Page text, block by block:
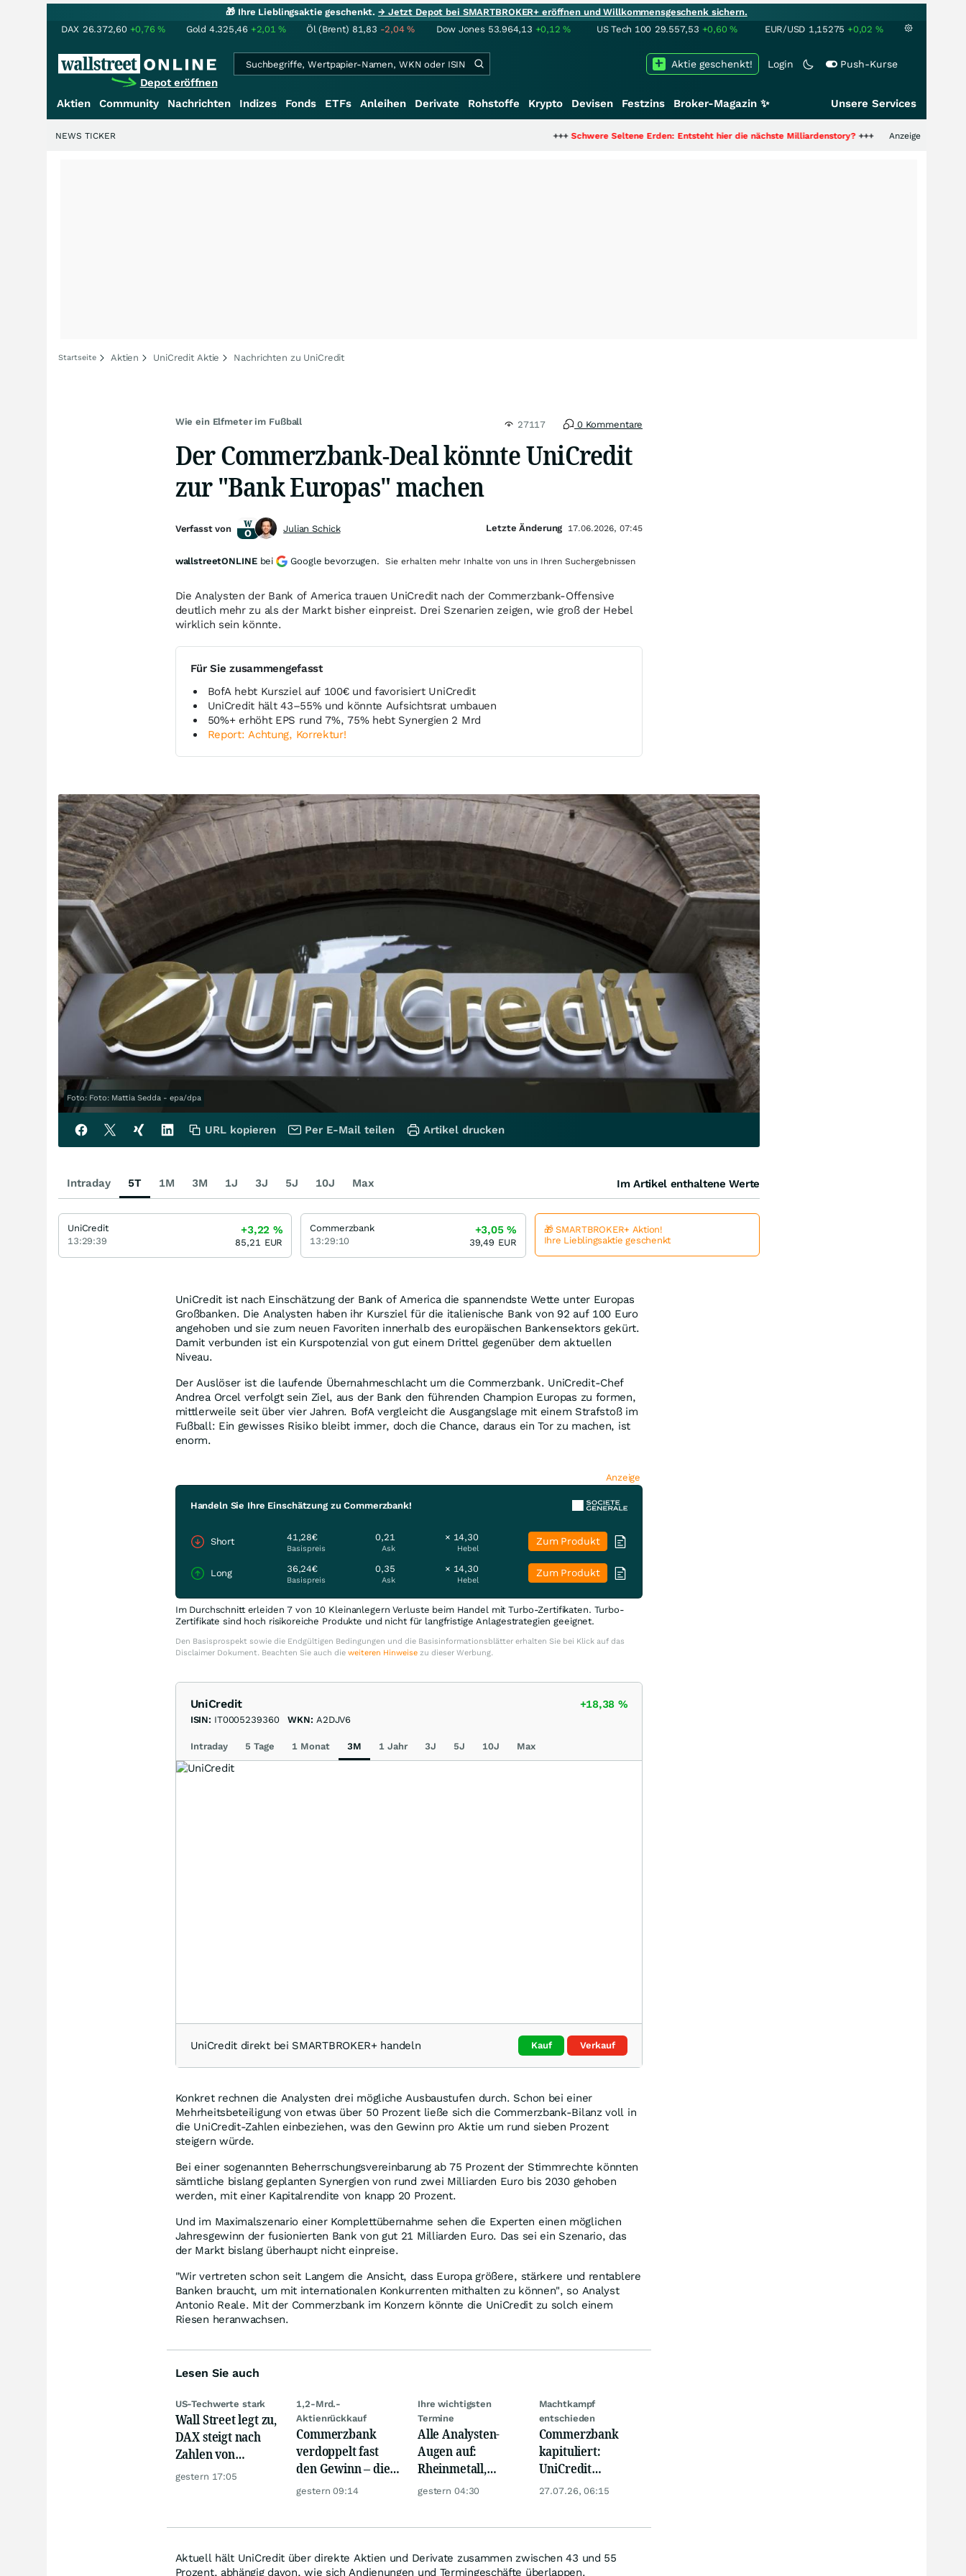
🎁 Ihre Lieblingsaktie geschenkt.→ Jetzt Depot bei SMARTBROKER+ eröffnen und Willkommensgeschenk sichern.
DAX 26.372,60 +0,76% Gold 4.325,46 +2,01% Öl (Brent) 81,83 -2,04% Dow Jones 53.964,13 +0,12% US Tech 100 29.557,53 +0,60% EUR/USD 1,15275 +0,02 %
Depot eröffnen
Login Push-Kurse
Aktie geschenkt!
Aktien Community Nachrichten Indizes Fonds ETFs Anleihen Derivate Rohstoffe Krypto Devisen Festzins Broker-Magazin ✨ Unsere Services
Schwere Seltene Erden: Entsteht hier die nächste Milliardenstory?+++ Anzeige
NEWS TICKER
Startseite Aktien UniCredit Aktie Nachrichten zu UniCredit
Wie ein Elfmeter im Fußball 27117 0 Kommentare
Der Commerzbank-Deal könnte UniCredit
zur "Bank Europas" machen
Die Analysten der Bank of America trauen UniCredit nach der Commerzbank-Offensive
deutlich mehr zu als der Markt bisher einpreist. Drei Szenarien zeigen, wie groß der Hebel
wirklich sein könnte.
Für Sie zusammengefasst
BofA hebt Kursziel auf 100€ und favorisiert UniCredit
UniCredit hält 43–55% und könnte Aufsichtsrat umbauen
50%+ erhöht EPS rund 7%, 75% hebt Synergien 2 Mrd
Report: Achtung, Korrektur!
Foto: Foto: Mattia Sedda - epa/dpa
UniCredit ist nach Einschätzung der Bank of America die spannendste Wette unter Europas
Großbanken. Die Analysten haben ihr Kursziel für die italienische Bank von 92 auf 100 Euro
angehoben und sie zum neuen Favoriten innerhalb des europäischen Bankensektors gekürt.
Damit verbunden ist ein Kurspotenzial von gut einem Drittel gegenüber dem aktuellen
Niveau.
Der Auslöser ist die laufende Übernahmeschlacht um die Commerzbank. UniCredit-Chef
Andrea Orcel verfolgt sein Ziel, aus der Bank den führenden Champion Europas zu formen,
mittlerweile seit über vier Jahren. BofA vergleicht die Ausgangslage mit einem Strafstoß im
Fußball: Ein gewisses Risiko bleibt immer, doch die Chance, daraus ein Tor zu machen, ist
enorm.
Anzeige
Handeln Sie Ihre Einschätzung zu Commerzbank!
Short 41,28€
Basispreis
0,21
Ask
× 14,30
Hebel
Zum Produkt
Long 36,24€
Basispreis
0,35
Ask
× 14,30
Hebel
Zum Produkt
Im Durchschnitt erleiden 7 von 10 Kleinanlegern Verluste beim Handel mit Turbo-Zertifikaten. Turbo-
Zertifikate sind hoch risikoreiche Produkte und nicht für langfristige Anlagestrategien geeignet.
Den Basisprospekt sowie die Endgültigen Bedingungen und die Basisinformationsblätter erhalten Sie bei Klick auf das
Disclaimer Dokument. Beachten Sie auch die weiteren Hinweisezu dieser Werbung.
UniCredit +18,38 %
ISIN: IT0005239360 WKN: A2DJV6
Intraday 5 Tage 1 Monat 3M 1 Jahr 3J 5J 10J Max
UniCredit direkt bei SMARTBROKER+ handeln Kauf Verkauf
Konkret rechnen die Analysten drei mögliche Ausbaustufen durch. Schon bei einer
Mehrheitsbeteiligung von etwas über 50 Prozent ließe sich die Commerzbank-Bilanz voll in
die UniCredit-Zahlen einbeziehen, was den Gewinn pro Aktie um rund sieben Prozent
steigern würde.
Bei einer sogenannten Beherrschungsvereinbarung ab 75 Prozent der Stimmrechte könnten
sämtliche bislang geplanten Synergien von rund zwei Milliarden Euro bis 2030 gehoben
werden, mit einer Kapitalrendite von knapp 20 Prozent.
Und im Maximalszenario einer Komplettübernahme sehen die Experten einen möglichen
Jahresgewinn der fusionierten Bank von gut 21 Milliarden Euro. Das sei ein Szenario, das
der Markt bislang überhaupt nicht einpreise.
"Wir vertreten schon seit Langem die Ansicht, dass Europa größere, stärkere und rentablere
Banken braucht, um mit internationalen Konkurrenten mithalten zu können", so Analyst
Antonio Reale. Mit der Commerzbank im Konzern könnte die UniCredit zu solch einem
Riesen heranwachsen.
Lesen Sie auch
US-Techwerte stark
Wall Street legt zu,
DAX steigt nach
Zahlen von
Telekom, Henkel
gestern 17:05
1,2-Mrd.-
Aktienrückkauf
Commerzbank
verdoppelt fast
den Gewinn – die
Aktie schwankt
gestern 09:14
Ihre wichtigsten
Termine
Alle Analysten-
Augen auf:
Rheinmetall,
Deutsche Telekom,
gestern 04:30
Machtkampf
entschieden
Commerzbank
kapituliert:
UniCredit
übernimmt wohl
27.07.26, 06:15
Aktuell hält UniCredit über direkte Aktien und Derivate zusammen zwischen 43 und 55
Prozent, abhängig davon, wie sich Andienungen und Termingeschäfte überlappen.
Verfasst von Julian Schick Letzte Änderung 17.06.2026, 07:45
wallstreetONLINE bei Google bevorzugen. Sie erhalten mehr Inhalte von uns in Ihren Suchergebnissen
URL kopieren Per E-Mail teilen Artikel drucken
Intraday 5T 1M 3M 1J 3J 5J 10J Max Im Artikel enthaltene Werte
UniCredit
13:29:39
+3,22 %
85,21 EUR
Commerzbank
13:29:10
+3,05 %
39,49 EUR
🎁 SMARTBROKER+ Aktion!
Ihre Lieblingsaktie geschenkt